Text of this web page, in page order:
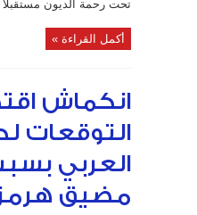
تحت رحمة الديون مستقبلاً
أكمل القراءة »
انكماش
التوقعات
العربي
مضيق